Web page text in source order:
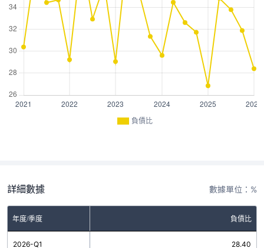
負債比
詳細數據 數據單位：%
年度/季度 負債比
2026-Q1 28.40